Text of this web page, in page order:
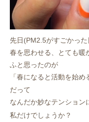
先日(PM2.5がすごかった
春を思わせる、とても暖
ふと思ったのが
「春になると活動を始
だって
なんだか妙なテンション
私だけでしょうか？